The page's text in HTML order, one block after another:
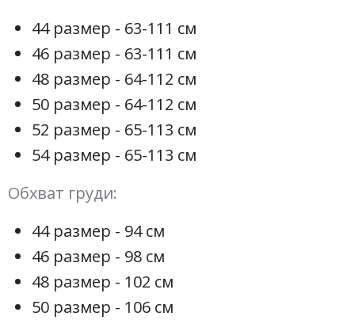
44 размер - 63-111 см
46 размер - 63-111 см
48 размер - 64-112 см
50 размер - 64-112 см
52 размер - 65-113 см
54 размер - 65-113 см
Обхват груди:
44 размер - 94 см
46 размер - 98 см
48 размер - 102 см
50 размер - 106 см